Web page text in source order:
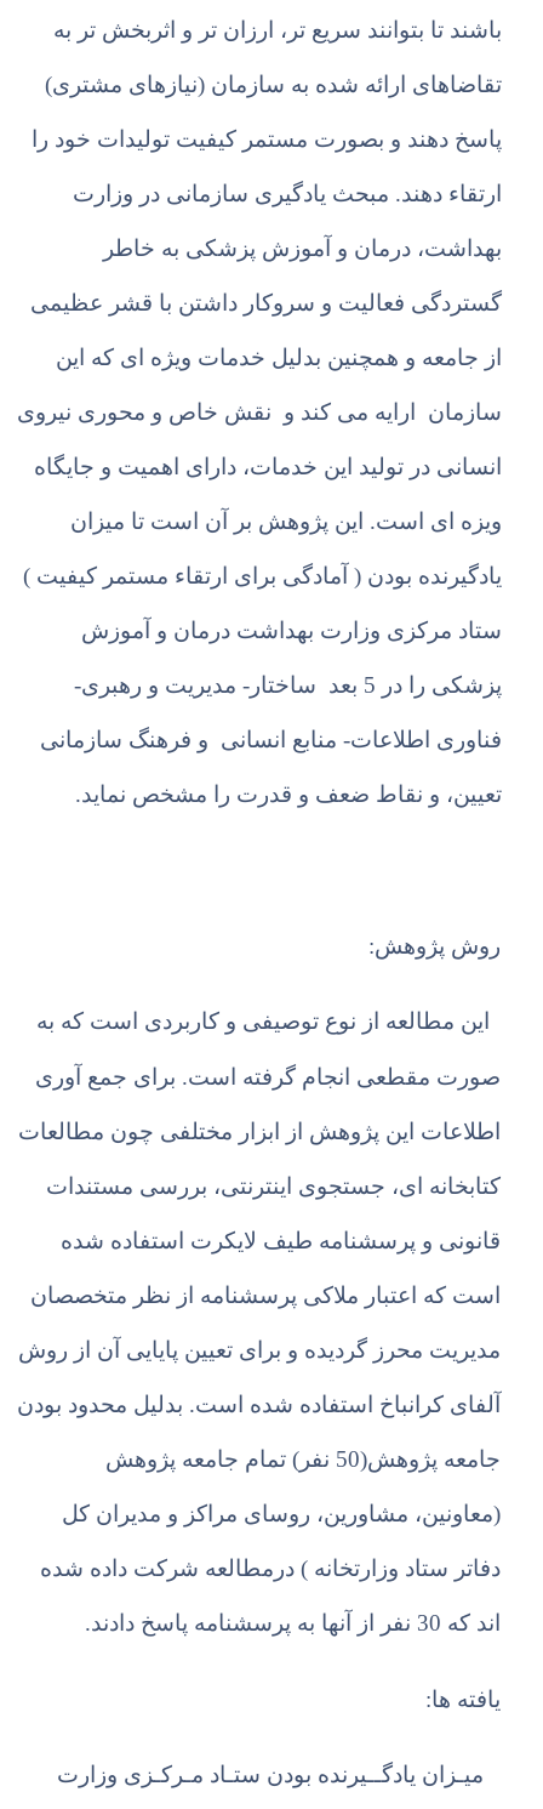
باشند تا بتوانند سریع تر، ارزان تر و اثربخش تر به
تقاضاهای ارائه شده به سازمان (نیازهای مشتری)
پاسخ دهند و بصورت مستمر کیفیت تولیدات خود را
ارتقاء دهند. مبحث یادگیری سازمانی در وزارت
بهداشت، درمان و آموزش پزشکی به خاطر
گستردگی فعالیت و سروکار داشتن با قشر عظیمی
از جامعه و همچنین بدلیل خدمات ویژه ای که این
سازمان ارایه می کند و نقش خاص و محوری نیروی
انسانی در تولید این خدمات، دارای اهمیت و جایگاه
ویزه ای است. این پژوهش بر آن است تا میزان
یادگیرنده بودن ( آمادگی برای ارتقاء مستمر کیفیت )
ستاد مرکزی وزارت بهداشت درمان و آموزش
پزشکی را در 5 بعد ساختار- مدیریت و رهبری-
فناوری اطلاعات- منابع انسانی و فرهنگ سازمانی
تعیین، و نقاط ضعف و قدرت را مشخص نماید.
روش پژوهش:
این مطالعه از نوع توصیفی و کاربردی است که به
صورت مقطعی انجام گرفته است. برای جمع آوری
اطلاعات این پژوهش از ابزار مختلفی چون مطالعات
کتابخانه ای، جستجوی اینترنتی، بررسی مستندات
قانونی و پرسشنامه طیف لایکرت استفاده شده
است که اعتبار ملاکی پرسشنامه از نظر متخصصان
مدیریت محرز گردیده و برای تعیین پایایی آن از روش
آلفای کرانباخ استفاده شده است. بدلیل محدود بودن
جامعه پژوهش(50 نفر) تمام جامعه پژوهش
(معاونین، مشاورین، روسای مراکز و مدیران کل
دفاتر ستاد وزارتخانه ) درمطالعه شرکت داده شده
اند که 30 نفر از آنها به پرسشنامه پاسخ دادند.
یافته ها:
میـزان یادگــیرنده بودن ستـاد مـرکـزی وزارت